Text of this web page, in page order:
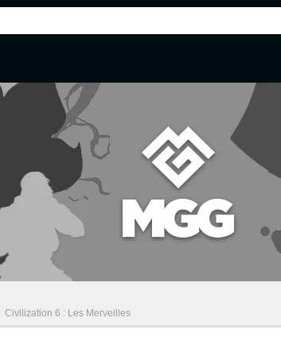
Civilization 6 : Les Merveilles